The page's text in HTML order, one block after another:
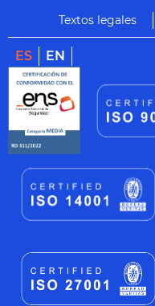
Textos legales
ES EN